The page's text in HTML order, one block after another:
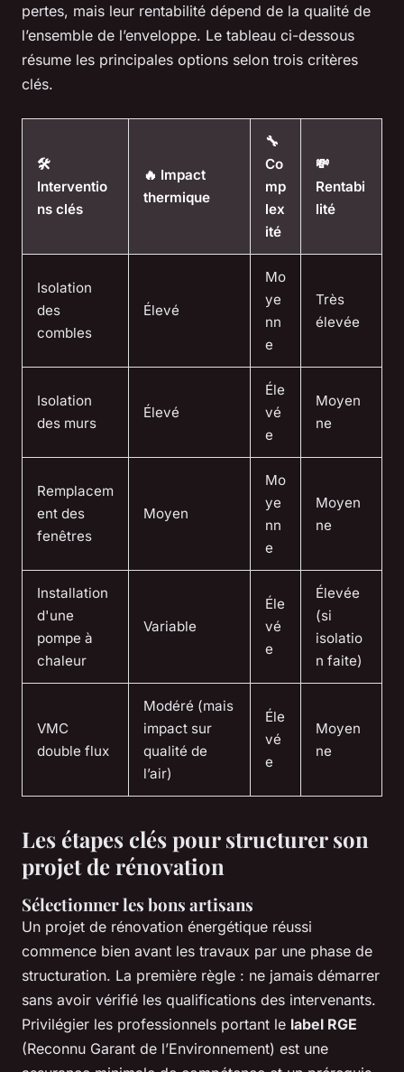
pertes, mais leur rentabilité dépend de la qualité de
l’ensemble de l’enveloppe. Le tableau ci-dessous
résume les principales options selon trois critères
clés.
🛠️
Interventio
ns clés
🔥 Impact
thermique
🔧
Co
mp
lex
ité
💸
Rentabi
lité
Isolation
des
combles
Élevé
Mo
ye
nn
e
Très
élevée
Isolation
des murs
Élevé
Éle
vé
e
Moyen
ne
Remplacem
ent des
fenêtres
Moyen
Mo
ye
nn
e
Moyen
ne
Installation
d'une
pompe à
chaleur
Variable
Éle
vé
e
Élevée
(si
isolatio
n faite)
VMC
double flux
Modéré (mais
impact sur
qualité de
l’air)
Éle
vé
e
Moyen
ne
Les étapes clés pour structurer son
projet de rénovation
Sélectionner les bons artisans
Un projet de rénovation énergétique réussi
commence bien avant les travaux par une phase de
structuration. La première règle : ne jamais démarrer
sans avoir vérifié les qualifications des intervenants.
Privilégier les professionnels portant le label RGE
(Reconnu Garant de l’Environnement) est une